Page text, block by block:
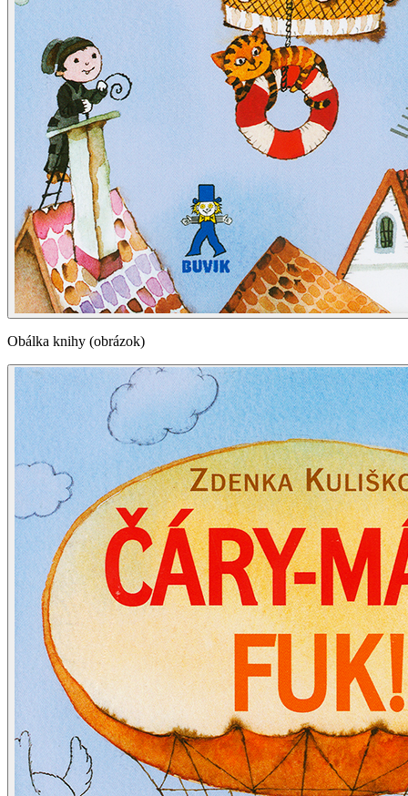
Obálka knihy (obrázok)